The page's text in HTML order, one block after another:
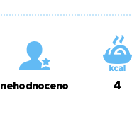
nehodnoceno 4